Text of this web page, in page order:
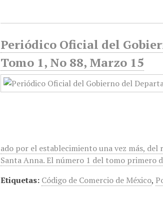
Periódico Oficial del
Tomo 1, No 88, Marzo 15
ado por el establecimiento una vez más,
Santa Anna. El número 1 del tomo primero
Etiquetas: Código de Comercio de México,